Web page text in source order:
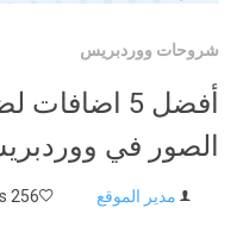
شروحات ووردبريس
أفضل 5
الصور في
مدير الموقع 256 likes